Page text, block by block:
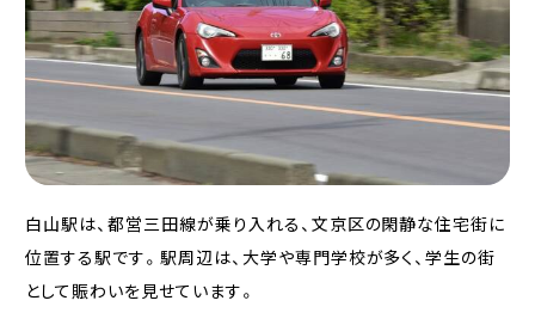
白山駅は、都営三田線が乗り入れる、文京区の閑静な住宅街に
位置する駅です。駅周辺は、大学や専門学校が多く、学生の街
として賑わいを見せています。